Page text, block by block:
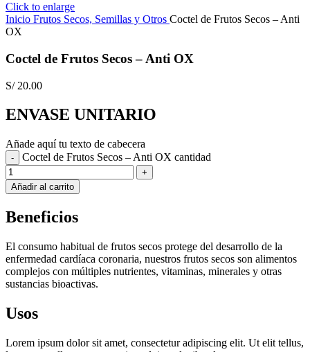
Click to enlarge
Inicio Frutos Secos, Semillas y Otros Coctel de Frutos Secos – Anti
OX
Coctel de Frutos Secos – Anti OX
S/20.00
ENVASE UNITARIO
Añade aquí tu texto de cabecera
Coctel de Frutos Secos – Anti OX cantidad
Añadir al carrito
Beneficios
El consumo habitual de frutos secos protege del desarrollo de la
enfermedad cardíaca coronaria, nuestros frutos secos son alimentos
complejos con múltiples nutrientes, vitaminas, minerales y otras
sustancias bioactivas.
Usos
Lorem ipsum dolor sit amet, consectetur adipiscing elit. Ut elit tellus,